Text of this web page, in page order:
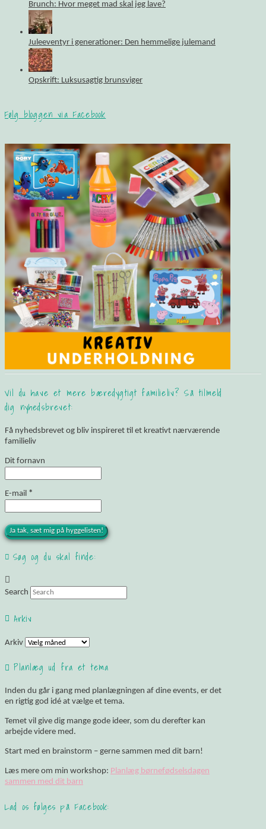
Brunch: Hvor meget mad skal jeg lave?
Juleeventyr i generationer: Den hemmelige julemand
Opskrift: Luksusagtig brunsviger
Følg bloggen via Facebook
Vil du have et mere bæredygtigt familieliv? Så tilmeld
dig nyhedsbrevet:
Få nyhedsbrevet og bliv inspireret til et kreativt nærværende
familieliv
Dit fornavn
E-mail *
Søg og du skal finde:
Search
Arkiv
Arkiv
Planlæg ud fra et tema
Inden du går i gang med planlægningen af dine events, er det
en rigtig god idé at vælge et tema.
Temet vil give dig mange gode ideer, som du derefter kan
arbejde videre med.
Start med en brainstorm – gerne sammen med dit barn!
Læs mere om min workshop: Planlæg børnefødselsdagen
sammen med dit barn
Lad os følges på Facebook: